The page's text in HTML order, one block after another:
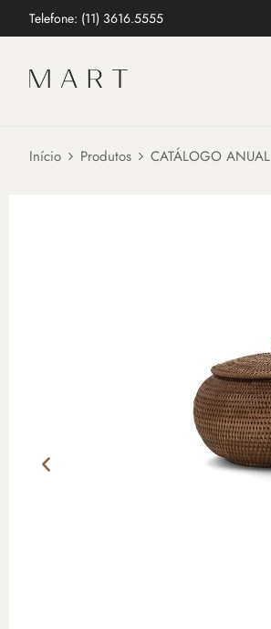
Telefone: (11) 3616.5555
Início Produtos CATÁLOGO ANUAL